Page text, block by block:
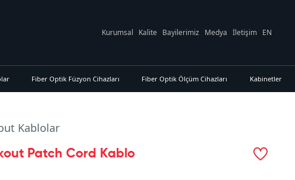
Kurumsal Kalite Bayilerimiz Medya İletişim EN
Fiber Optik Füzyon Cihazları Fiber Optik Ölçüm Cihazları Kabinetler
Kablolar
Patch Cord Kablo